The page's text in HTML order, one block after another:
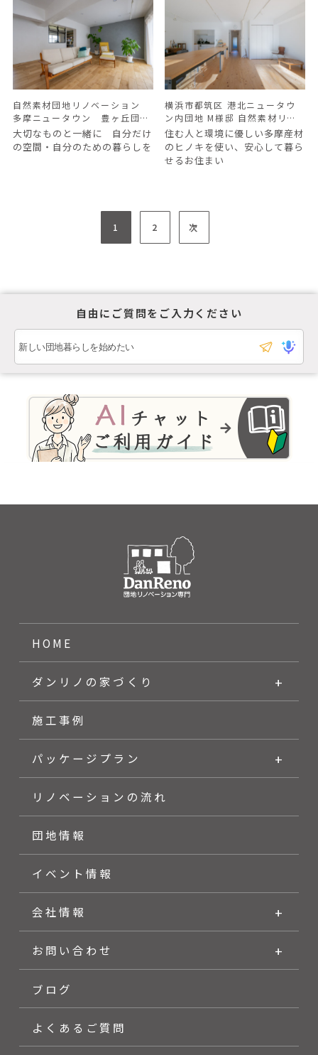
自然素材団地リノベーション
多摩ニュータウン 豊ヶ丘団
地 Ｉ様邸
大切なものと一緒に 自分だけ
の空間・自分のための暮らしを
横浜市都筑区 港北ニュータウ
ン内団地 M様邸 自然素材リノ
ベーション
住む人と環境に優しい多摩産材
のヒノキを使い、安心して暮ら
せるお住まい
1 2 次
自由にご質問をご入力ください
HOME
ダンリノの家づくり
施工事例
パッケージプラン
リノベーションの流れ
団地情報
イベント情報
会社情報
お問い合わせ
ブログ
よくあるご質問